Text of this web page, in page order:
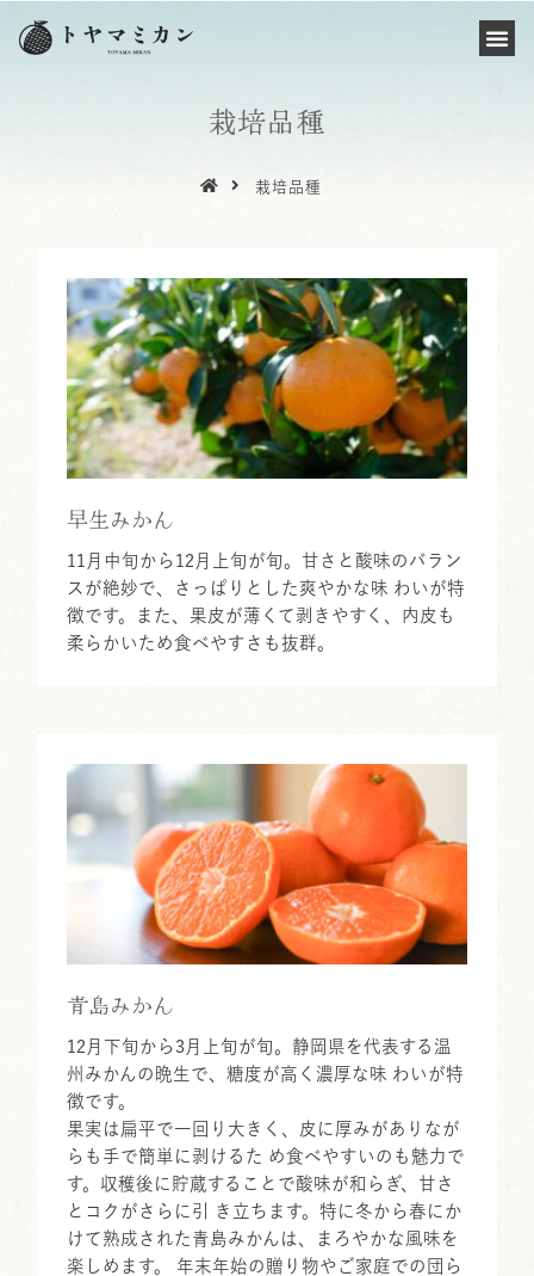
栽培品種
栽培品種
早生みかん
11月中旬から12月上旬が旬。甘さと酸味のバラン
スが絶妙で、さっぱりとした爽やかな味 わいが特
徴です。また、果皮が薄くて剥きやすく、内皮も
柔らかいため食べやすさも抜群。
青島みかん
12月下旬から3月上旬が旬。静岡県を代表する温
州みかんの晩生で、糖度が高く濃厚な味 わいが特
徴です。
果実は扁平で一回り大きく、皮に厚みがありなが
らも手で簡単に剥けるた め食べやすいのも魅力で
す。収穫後に貯蔵することで酸味が和らぎ、甘さ
とコクがさらに引 き立ちます。特に冬から春にか
けて熟成された青島みかんは、まろやかな風味を
楽しめます。 年末年始の贈り物やご家庭での団ら